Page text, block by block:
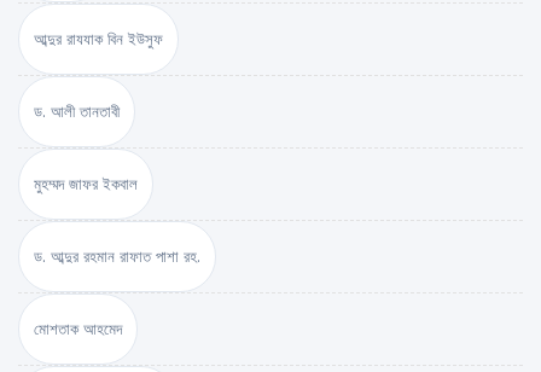
আব্দুর রাযযাক বিন ইউসুফ
ড. আলী তানতাবী
মুহম্মদ জাফর ইকবাল
ড. আব্দুর রহমান রাফাত পাশা রহ.
মোশতাক আহমেদ